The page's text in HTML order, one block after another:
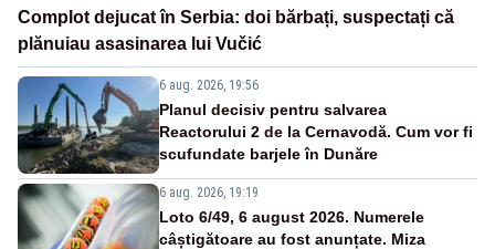
Complot dejucat în Serbia: doi bărbați, suspectați că
plănuiau asasinarea lui Vučić
6 aug. 2026, 19:56
Planul decisiv pentru salvarea
Reactorului 2 de la Cernavodă. Cum vor fi
scufundate barjele în Dunăre
6 aug. 2026, 19:19
Loto 6/49, 6 august 2026. Numerele
câștigătoare au fost anunțate. Miza